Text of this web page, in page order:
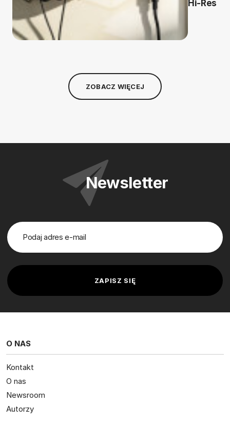
Hi-Res
ZOBACZ WIĘCEJ
Newsletter
O NAS
Kontakt
O nas
Newsroom
Autorzy